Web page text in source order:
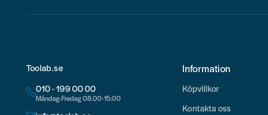
Toolab.se
010 - 199 00 00
Måndag-Fredag 08.00-15:00
Information
Köpvillkor
Kontakta oss